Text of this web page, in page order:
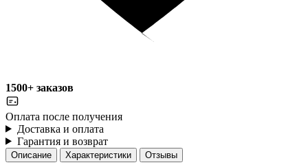
1500+ заказов
Оплата после получения
Доставка и оплата
Гарантия и возврат
Описание Характеристики Отзывы